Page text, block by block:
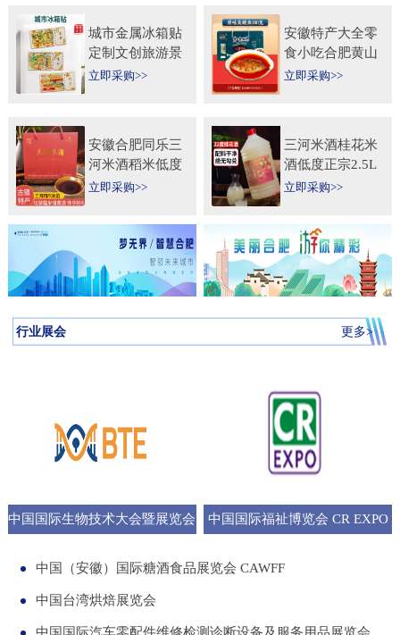
城市金属冰箱贴
定制文创旅游景
区纪念礼品定做
立即采购>>
安徽特产大全零
食小吃合肥黄山
烧饼糕点臭鳜鱼
立即采购>>
安徽合肥同乐三
河米酒稻米低度
甜黄酒坛装
送礼自饮
立即采购>>
三河米酒桂花米
酒低度正宗2.5L
桶纯手工安徽糯
立即采购>>
行业展会 更多>
中国国际生物技术大会暨展览会 中国国际福祉博览会 CR EXPO
中国（安徽）国际糖酒食品展览会 CAWFF
中国台湾烘焙展览会